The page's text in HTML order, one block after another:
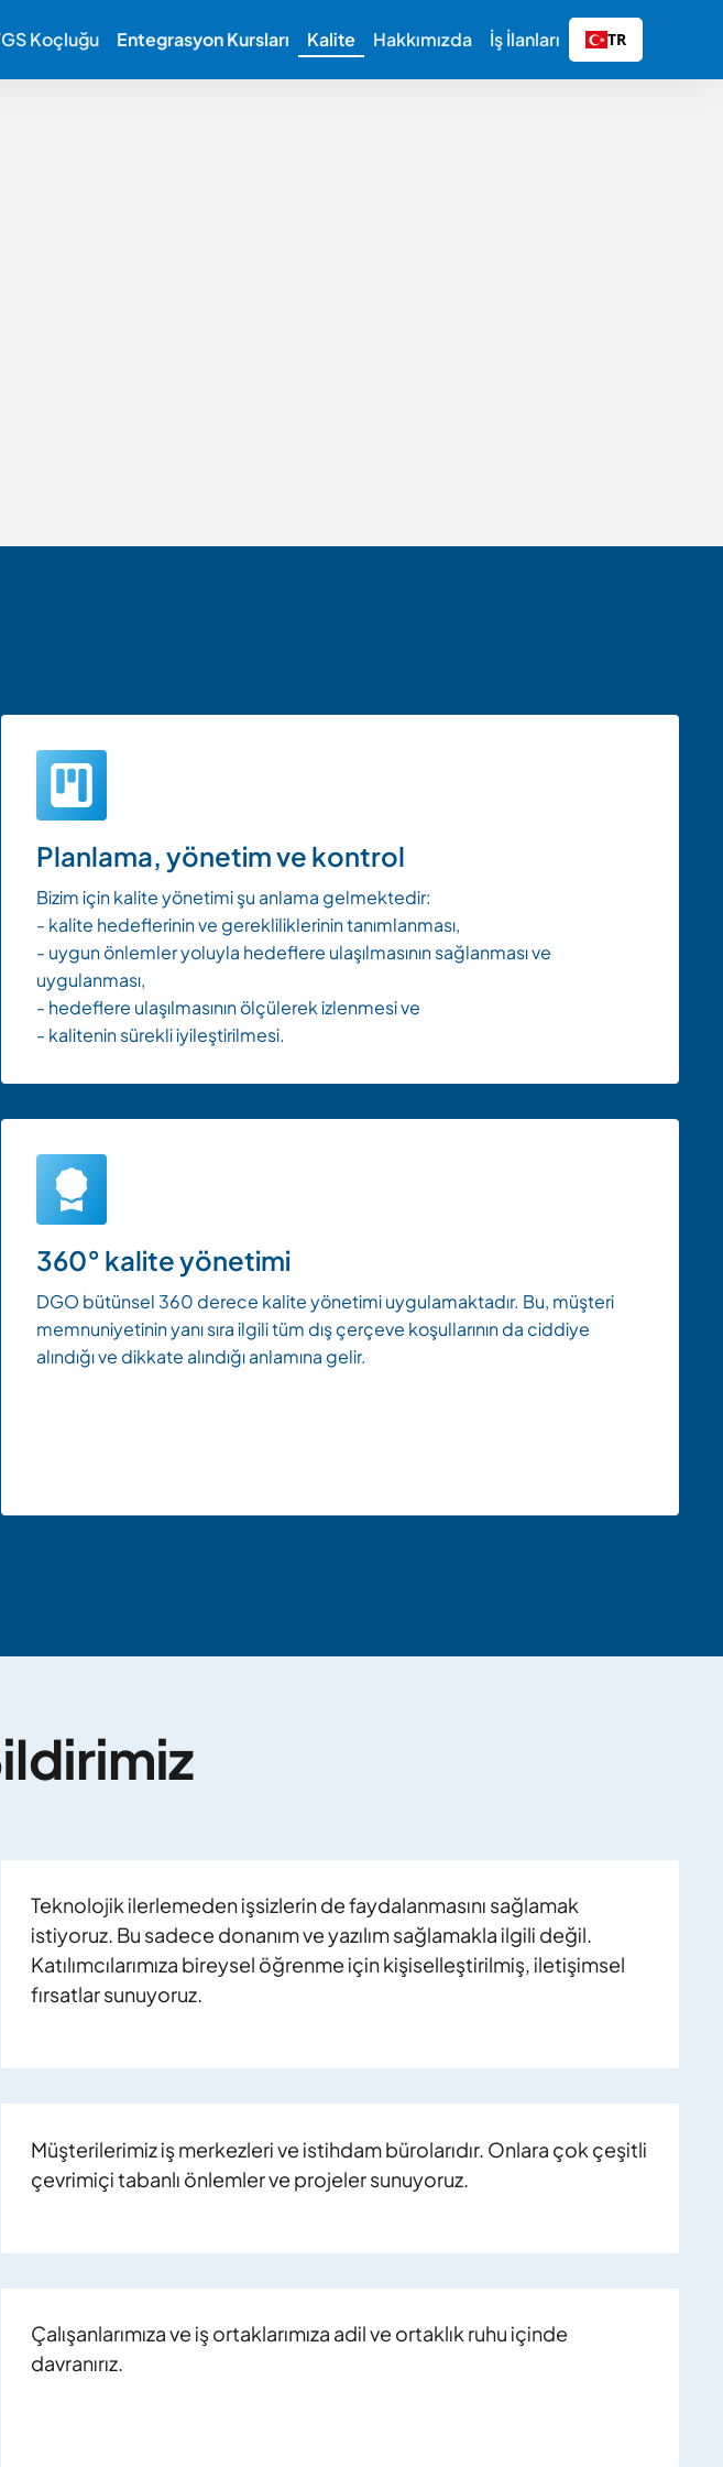
Koçluğu Entegrasyon Kursları Kalite Hakkımızda İş İlanları TR
Planlama, yönetim ve kontrol
Bizim için kalite yönetimi şu anlama gelmektedir:
- kalite hedeflerinin ve gerekliliklerinin tanımlanması,
- uygun önlemler yoluyla hedeflere ulaşılmasının sağlanması ve
uygulanması,
- hedeflere ulaşılmasının ölçülerek izlenmesi ve
- kalitenin sürekli iyileştirilmesi.
360° kalite yönetimi
DGO bütünsel 360 derece kalite yönetimi uygulamaktadır. Bu, müşteri
memnuniyetinin yanı sıra ilgili tüm dış çerçeve koşullarının da ciddiye
alındığı ve dikkate alındığı anlamına gelir.
Teknolojik ilerlemeden işsizlerin de faydalanmasını sağlamak
istiyoruz. Bu sadece donanım ve yazılım sağlamakla ilgili değil.
Katılımcılarımıza bireysel öğrenme için kişiselleştirilmiş, iletişimsel
fırsatlar sunuyoruz.
Müşterilerimiz iş merkezleri ve istihdam bürolarıdır. Onlara çok çeşitli
çevrimiçi tabanlı önlemler ve projeler sunuyoruz.
Çalışanlarımıza ve iş ortaklarımıza adil ve ortaklık ruhu içinde
davranırız.